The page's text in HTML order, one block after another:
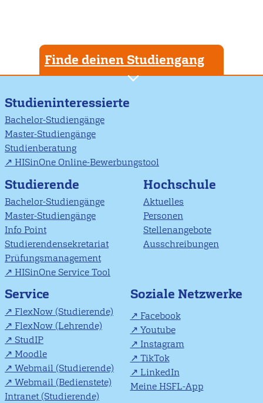
Finde deinen Studiengang
Studieninteressierte
Bachelor-Studiengänge
Master-Studiengänge
Studienberatung
HISinOne Online-Bewerbungstool
Studierende
Bachelor-Studiengänge
Master-Studiengänge
Info Point
Studierendensekretariat
Prüfungsmanagement
HISinOne Service Tool
Hochschule
Aktuelles
Personen
Stellenangebote
Ausschreibungen
Service
FlexNow (Studierende)
FlexNow (Lehrende)
StudIP
Moodle
Webmail (Studierende)
Webmail (Bedienstete)
Intranet (Studierende)
Soziale Netzwerke
Facebook
Youtube
Instagram
TikTok
LinkedIn
Meine HSFL-App